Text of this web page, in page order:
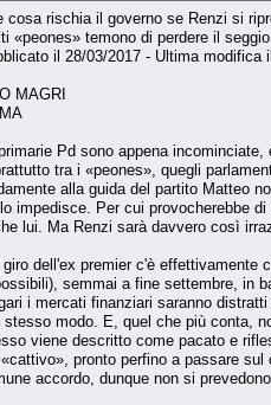
cosa rischia il governo se Renzi si
«peones» temono di perdere il
il 28/03/2017 - Ultima modifica
MAGRI
Pd sono appena
tra i «peones», quegli
alla guida del partito Matteo
impedisce. Per cui provocherebbe
lui. Ma Renzi sarà davvero così
giro dell'ex premier c'è effettivamente
semmai a fine settembre, in
i mercati finanziari saranno
stesso modo. E, quel che più conta,
viene descritto come pacato e
pronto perfino a passare
accordo, dunque non si